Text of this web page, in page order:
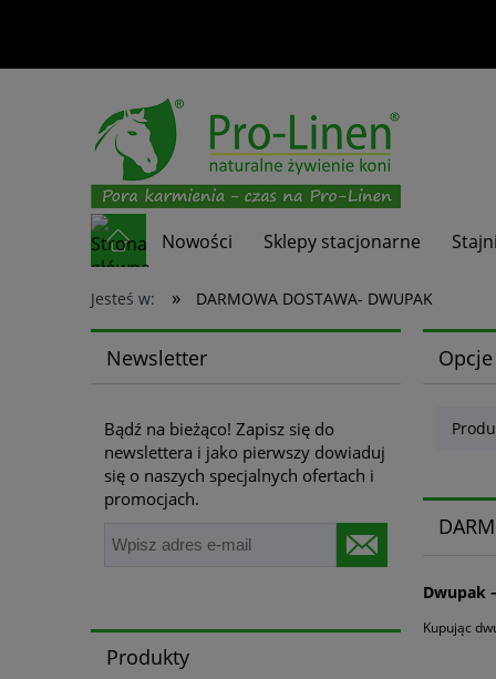
Nowości Sklepy stacjonarne
Jesteś w: » DARMOWA DOSTAWA- DWUPAK
Newsletter
Bądź na bieżąco! Zapisz się do
newslettera i jako pierwszy dowiaduj
się o naszych specjalnych ofertach i
promocjach.
Produkty
Dwupak
Kupując